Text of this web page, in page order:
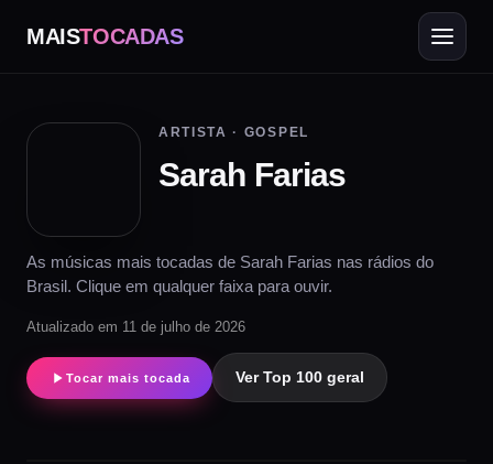
MAISTOCADAS
ARTISTA · GOSPEL
Sarah Farias
As músicas mais tocadas de Sarah Farias nas rádios do
Brasil. Clique em qualquer faixa para ouvir.
Atualizado em 11 de julho de 2026
Tocar mais tocada Ver Top 100 geral